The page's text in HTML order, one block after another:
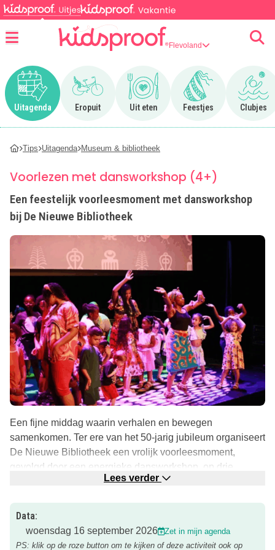
Flevoland
Uitagenda
Ga naar Uitagenda
Eropuit
Ga naar Eropuit
Uit eten
Ga naar Uit eten
Feestjes
Ga naar Feestjes
Clubjes
Ga
Tips Uitagenda Museum & bibliotheek
Voorlezen met dansworkshop (4+)
Een feestelijk voorleesmoment met dansworkshop
bij De Nieuwe Bibliotheek
Een fijne middag waarin verhalen en bewegen
samenkomen. Ter ere van het 50-jarig jubileum organiseert
De Nieuwe Bibliotheek een vrolijk voorleesmoment,
gevolgd door een energieke dansworkshop, op drie
Wat gaan jullie doen?
iedereen!. In dit verhaal trekken Almeerse kinderen door
Lees verder
Data:
woensdag 16 september 2026
Zet in mijn agenda
PS: klik op de roze button om te kijken of deze activiteit ook op